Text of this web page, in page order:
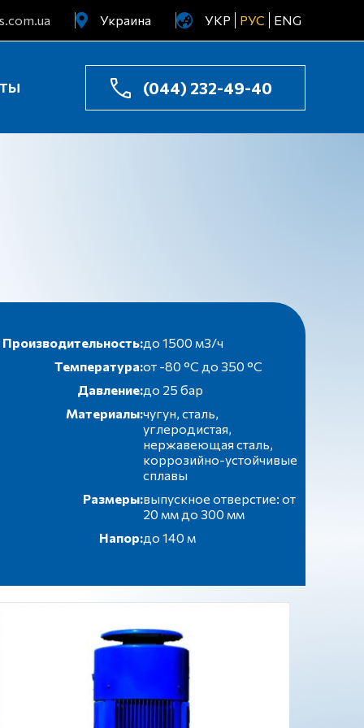
Украина
Узбекистан
Казахстан
УКР РУС ENG
(044) 232-49-40
Производительность:до 1500 м3/ч
Температура:от -80 °C до 350 °C
Давление:до 25 бар
Материалы:чугун, сталь,
углеродистая,
нержавеющая сталь,
коррозийно-устойчивые
сплавы
Размеры:выпускное отверстие: от
20 мм до 300 мм
Напор:до 140 м